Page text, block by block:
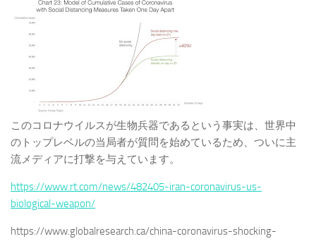
このコロナウイルスが生物兵器であるという事実は、世界中
のトップレベルの当局者が質問を始めているため、ついに主
流メディアに打撃を与えています。
https://www.rt.com/news/482405-iran-coronavirus-us-
biological-weapon/
https://www.globalresearch.ca/china-coronavirus-shocking-